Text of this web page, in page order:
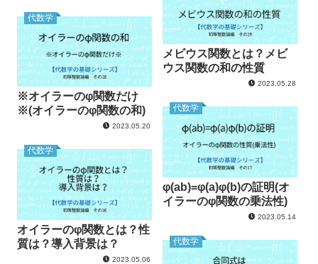
メビウス関数とは？メビ
ウス関数の和の性質
2023.05.28
代数学
※オイラーのφ関数だけ
※(オイラーのφ関数の和)
2023.05.20
代数学
φ(ab)=φ(a)φ(b)の証明(オ
イラーのφ関数の乗法性)
2023.05.14
代数学
オイラーのφ関数とは？性
質は？導入背景は？
2023.05.06
代数学